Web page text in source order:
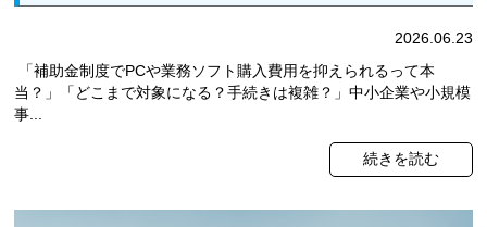
2026.06.23
「補助金制度でPCや業務ソフト購入費用を抑えられるって本
当？」「どこまで対象になる？手続きは複雑？」中小企業や小規模
事...
続きを読む